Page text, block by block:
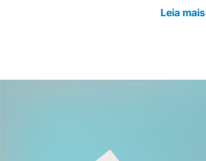
Leia mais